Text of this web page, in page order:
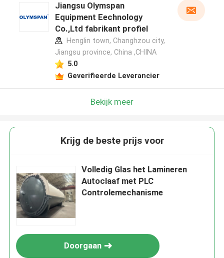
Jiangsu Olymspan
Equipment Eechnology
Co.,Ltd fabrikant profiel
Henglin town, Changhzou city,
Jiangsu province, China ,CHINA
5.0
Geverifieerde Leverancier
Bekijk meer
Krijg de beste prijs voor
Volledig Glas het Lamineren
Autoclaaf met PLC
Controlemechanisme
Doorgaan